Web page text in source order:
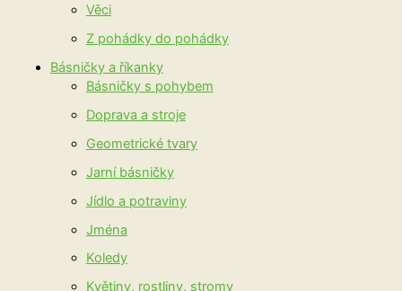
Věci
Z pohádky do pohádky
Básničky a říkanky
Básničky s pohybem
Doprava a stroje
Geometrické tvary
Jarní básničky
Jídlo a potraviny
Jména
Koledy
Květiny, rostliny, stromy